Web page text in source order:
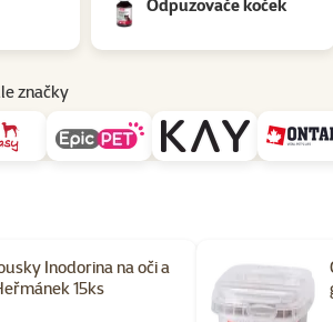
Odpuzovače koček
značky
Inodorina na oči a
15ks